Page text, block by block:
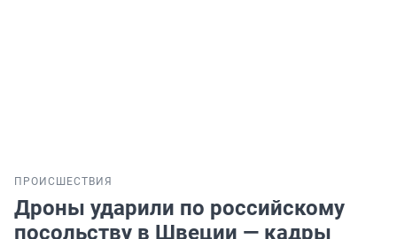
ПРОИСШЕСТВИЯ
Дроны ударили по российскому
посольству в Швеции — кадры